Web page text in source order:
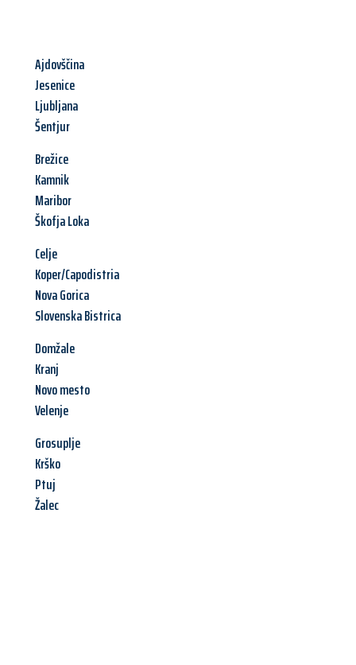
Ajdovščina
Jesenice
Ljubljana
Šentjur
Brežice
Kamnik
Maribor
Škofja Loka
Celje
Koper/Capodistria
Nova Gorica
Slovenska Bistrica
Domžale
Kranj
Novo mesto
Velenje
Grosuplje
Krško
Ptuj
Žalec